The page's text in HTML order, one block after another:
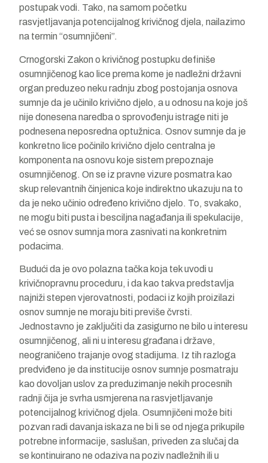
postupak vodi. Tako, na samom početku
rasvjetljavanja potencijalnog krivičnog djela, nailazimo
na termin “osumnjičeni”.
Crnogorski Zakon o krivičnog postupku definiše
osumnjičenog kao lice prema kome je nadležni državni
organ preduzeo neku radnju zbog postojanja osnova
sumnje da je učinilo krivično djelo, a u odnosu na koje još
nije donesena naredba o sprovođenju istrage niti je
podnesena neposredna optužnica. Osnov sumnje da je
konkretno lice počinilo krivično djelo centralna je
komponenta na osnovu koje sistem prepoznaje
osumnjičenog. On se iz pravne vizure posmatra kao
skup relevantnih činjenica koje indirektno ukazuju na to
da je neko učinio određeno krivično djelo. To, svakako,
ne mogu biti pusta i besciljna nagađanja ili spekulacije,
već se osnov sumnja mora zasnivati na konkretnim
podacima.
Budući da je ovo polazna tačka koja tek uvodi u
krivičnopravnu proceduru, i da kao takva predstavlja
najniži stepen vjerovatnosti, podaci iz kojih proizilazi
osnov sumnje ne moraju biti previše čvrsti.
Jednostavno je zaključiti da zasigurno ne bilo u interesu
osumnjičenog, ali ni u interesu građana i države,
neograničeno trajanje ovog stadijuma. Iz tih razloga
predviđeno je da institucije osnov sumnje posmatraju
kao dovoljan uslov za preduzimanje nekih procesnih
radnji čija je svrha usmjerena na rasvjetljavanje
potencijalnog krivičnog djela. Osumnjičeni može biti
pozvan radi davanja iskaza ne bi li se od njega prikupile
potrebne informacije, saslušan, priveden za slučaj da
se kontinuirano ne odaziva na poziv nadležnih ili u